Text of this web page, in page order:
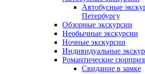
Автобусные
Петербургу
Обзорные экскурсии
Необычные экскурсии
Ночные экскурсии
Индивидуальные
Романтические
Свидание в замке